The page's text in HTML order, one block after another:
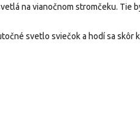
na vianočnom stromčeku. Tie
svetlo sviečok a hodí sa skôr